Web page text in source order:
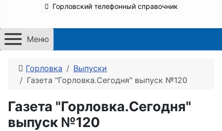
Горловский телефонный справочник
Меню
Горловка
Выпуски
Газета "Горловка.Сегодня" выпуск №120
Газета "Горловка.Сегодня"
выпуск №120